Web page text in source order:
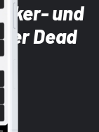
und
Dead